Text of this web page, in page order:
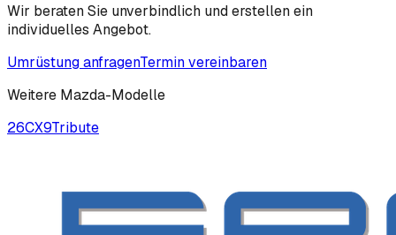
Wir beraten Sie unverbindlich und erstellen ein
individuelles Angebot.
Umrüstung anfragenTermin vereinbaren
Weitere Mazda-Modelle
26CX9Tribute